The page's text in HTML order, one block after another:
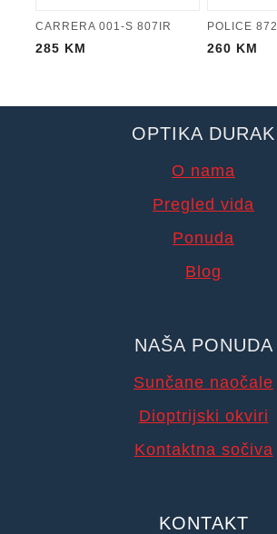
CARRERA 001-S 807IR
285 KM
POLICE 872
260 KM
OPTIKA DURAK
O nama
Pregled vida
Ponuda
Blog
NAŠA PONUDA
Sunčane naočale
Dioptrijski okviri
Kontaktna sočiva
KONTAKT